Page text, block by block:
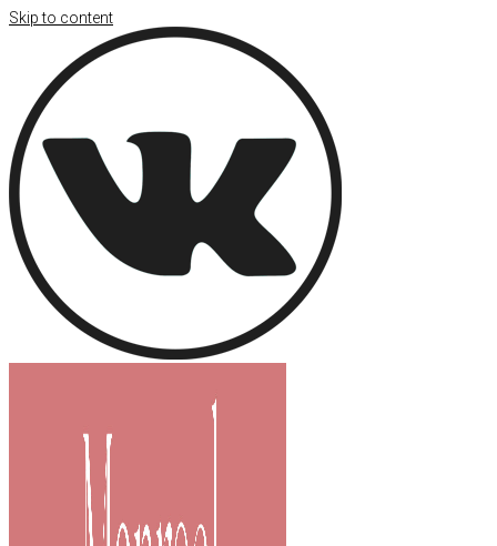
Skip to content